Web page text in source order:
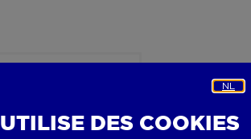
NL
DES COOKIES